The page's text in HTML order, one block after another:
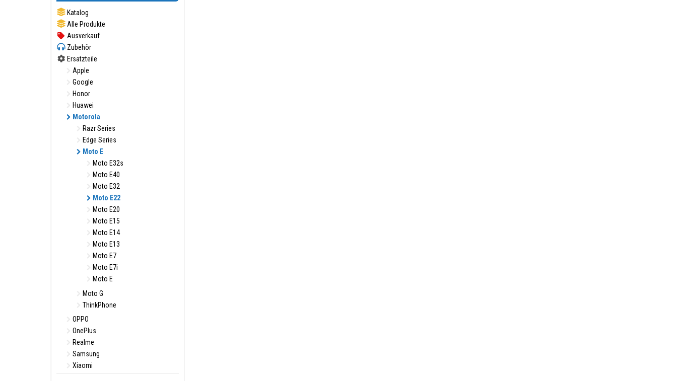
Katalog
Alle Produkte
Ausverkauf
Zubehör
Ersatzteile
Apple
Google
Honor
Huawei
Motorola
Razr Series
Edge Series
Moto E
Moto E32s
Moto E40
Moto E32
Moto E22
Moto E20
Moto E15
Moto E14
Moto E13
Moto E7
Moto E7i
Moto E
Moto G
ThinkPhone
OPPO
OnePlus
Realme
Samsung
Xiaomi